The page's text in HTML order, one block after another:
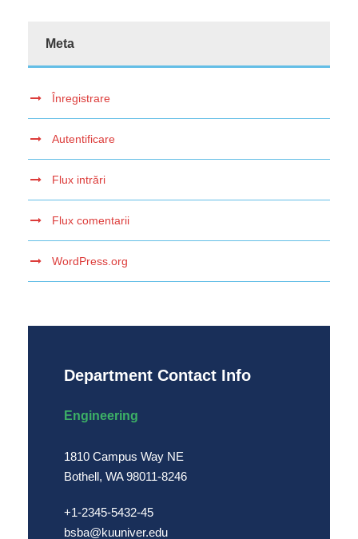
Meta
Înregistrare
Autentificare
Flux intrări
Flux comentarii
WordPress.org
Department Contact Info
Engineering
1810 Campus Way NE
Bothell, WA 98011-8246
+1-2345-5432-45
bsba@kuuniver.edu